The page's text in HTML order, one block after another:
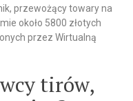
przewożący towary na
około 5800 złotych
przez Wirtualną
tirów,